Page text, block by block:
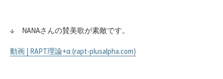
↓ NANAさんの賛美歌が素敵です。
動画 | RAPT理論+α (rapt-plusalpha.com)